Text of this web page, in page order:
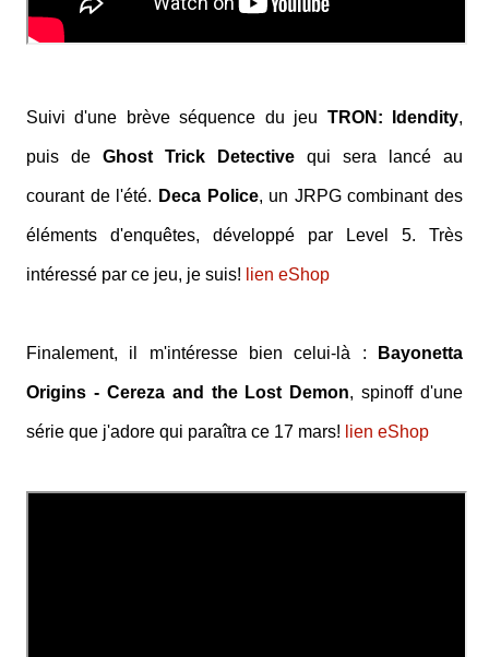
Suivi d'une brève séquence du jeu TRON: Idendity,
puis de Ghost Trick Detective qui sera lancé au
courant de l'été. Deca Police, un JRPG combinant des
éléments d'enquêtes, développé par Level 5. Très
intéressé par ce jeu, je suis! lien eShop
Finalement, il m'intéresse bien celui-là : Bayonetta
Origins - Cereza and the Lost Demon, spinoff d'une
série que j'adore qui paraîtra ce 17 mars! lien eShop